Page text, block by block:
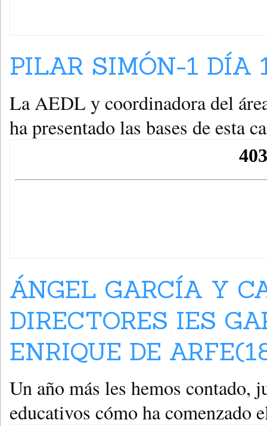
PILAR SIMÓN-1 DÍA
La AEDL y coordinadora del
ha presentado las bases de esta
ÁNGEL GARCÍA Y
DIRECTORES IES
ENRIQUE DE
Un año más les hemos contado,
educativos cómo ha comenzado